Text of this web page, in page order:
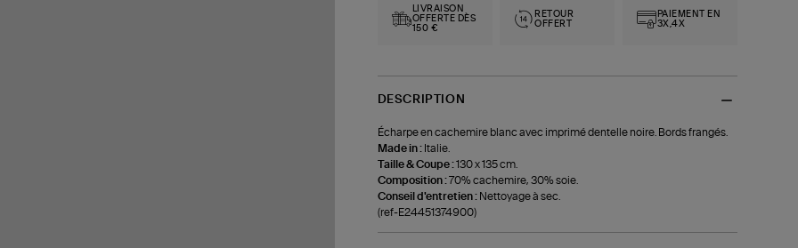
LIVRAISON
OFFERTE DÈS
150 €
RETOUR
OFFERT
PAIEMENT EN
3X,4X
DESCRIPTION
Écharpe en cachemire blanc avec imprimé dentelle noire. Bords frangés.
Made in : Italie.
Taille & Coupe :130 x 135 cm.
Composition :70% cachemire, 30% soie.
Conseil d'entretien : Nettoyage à sec.
(ref-E24451374900)